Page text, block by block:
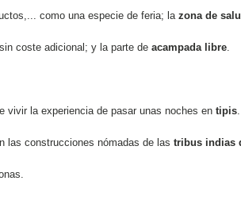
como una especie de feria; la zona de
coste adicional; y la parte de acampada libre.
vivir la experiencia de pasar unas noches en tipis.
las construcciones nómadas de las tribus indias